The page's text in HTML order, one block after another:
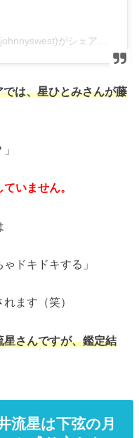
は、星ひとみさんが藤
いません。
ドキドキする」
ます（笑）
さんですが、鑑定結
流星は下弦の月